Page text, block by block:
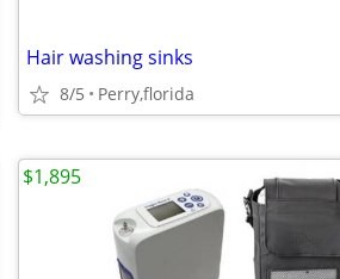
Hair washing sinks
8/5 Perry,florida
$1,895